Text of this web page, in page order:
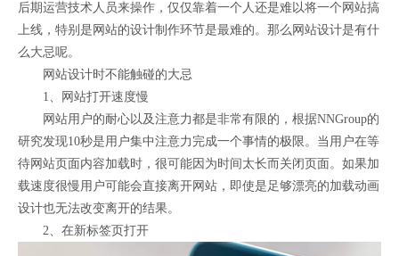
后期运营技术人员来操作，仅仅靠着一个人还是难以将一个网站搞
上线，特别是网站的设计制作环节是最难的。那么网站设计是有什
么大忌呢。
网站设计时不能触碰的大忌
1、网站打开速度慢
网站用户的耐心以及注意力都是非常有限的，根据NNGroup的
研究发现10秒是用户集中注意力完成一个事情的极限。当用户在等
待网站页面内容加载时，很可能因为时间太长而关闭页面。如果加
载速度很慢用户可能会直接离开网站，即使是足够漂亮的加载动画
设计也无法改变离开的结果。
2、在新标签页打开